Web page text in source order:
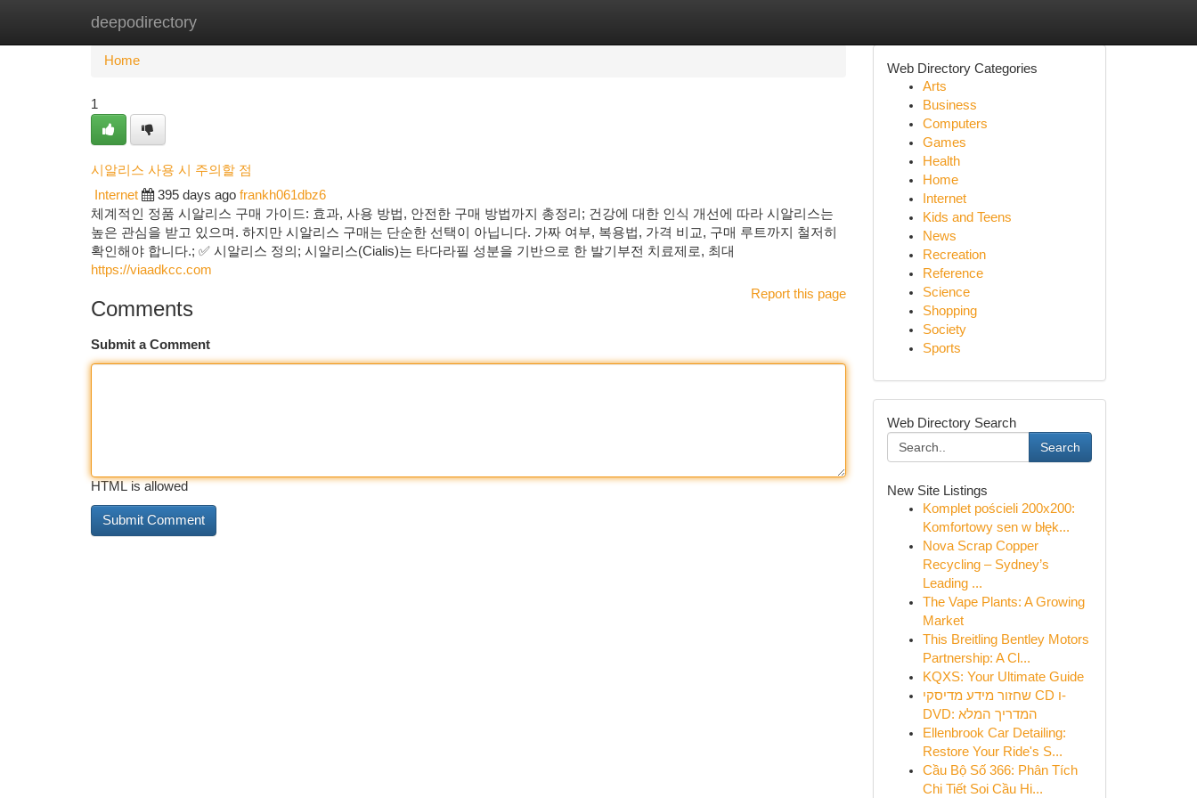
deepodirectory
Home New Site Listings
Home
1
시알리스 사용 시 주의할 점
Internet 395 days ago frankh061dbz6
체계적인 정품 시알리스 구매 가이드: 효과, 사용 방법, 안전한 구매 방법까지 총정리; 건강에 대한 인식 개선에 따라 시알리스는
높은 관심을 받고 있으며. 하지만 시알리스 구매는 단순한 선택이 아닙니다. 가짜 여부, 복용법, 가격 비교, 구매 루트까지 철저히
확인해야 합니다.; ✅ 시알리스 정의; 시알리스(Cialis)는 타다라필 성분을 기반으로 한 발기부전 치료제로, 최대
https://viaadkcc.com
Report this page
Comments
Submit a Comment
HTML is allowed
Web Directory Categories
Arts
Business
Computers
Games
Health
Home
Internet
Kids and Teens
News
Recreation
Reference
Science
Shopping
Society
Sports
Web Directory Search
Search
New Site Listings
Komplet pościeli 200x200:
Komfortowy sen w błęk...
Nova Scrap Copper
Recycling – Sydney’s
Leading ...
The Vape Plants: A Growing
Market
This Breitling Bentley Motors
Partnership: A Cl...
KQXS: Your Ultimate Guide
שחזור מידע מדיסקי CD ו-
DVD: המדריך המלא
Ellenbrook Car Detailing:
Restore Your Ride's S...
Cầu Bộ Số 366: Phân Tích
Chi Tiết Soi Cầu Hi...